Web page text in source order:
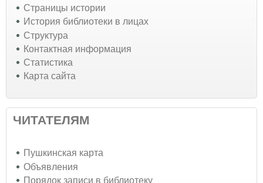
Страницы истории
История библиотеки в лицах
Структура
Контактная информация
Статистика
Карта сайта
ЧИТАТЕЛЯМ
Пушкинская карта
Объявления
Порядок записи в библиотеку